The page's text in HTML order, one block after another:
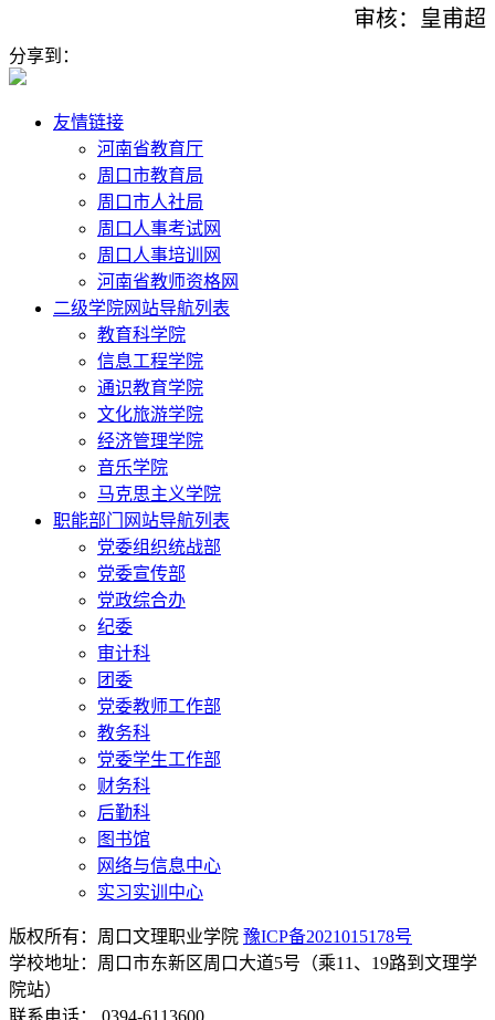
审核：皇甫超
分享到：
友情链接
河南省教育厅
周口市教育局
周口市人社局
周口人事考试网
周口人事培训网
河南省教师资格网
二级学院网站导航列表
教育科学院
信息工程学院
通识教育学院
文化旅游学院
经济管理学院
音乐学院
马克思主义学院
职能部门网站导航列表
党委组织统战部
党委宣传部
党政综合办
纪委
审计科
团委
党委教师工作部
教务科
党委学生工作部
财务科
后勤科
图书馆
网络与信息中心
实习实训中心
版权所有：周口文理职业学院 豫ICP备2021015178号
学校地址：周口市东新区周口大道5号（乘11、19路到文理学
院站）
联系电话： 0394-6113600